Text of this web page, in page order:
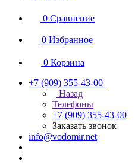
0 Сравнение
0 Избранное
0 Корзина
+7 (909) 355-43-00
Назад
Телефоны
+7 (909) 355-43-00
Заказать звонок
info@vodomir.net